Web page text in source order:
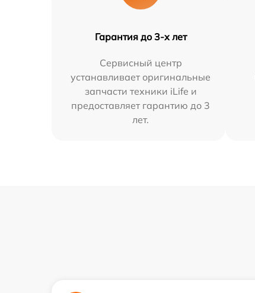
Гарантия до 3-х лет
Сервисный центр
устанавливает оригинальные
запчасти техники iLife и
предоставляет гарантию до 3
лет.